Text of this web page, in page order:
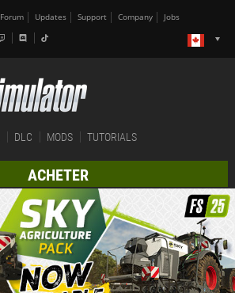
Forum Updates Support Company Jobs
DLC MODS TUTORIALS
ACHETER